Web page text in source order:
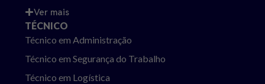
Ver mais
TÉCNICO
Técnico em Administração
Técnico em Segurança do Trabalho
Técnico em Logística